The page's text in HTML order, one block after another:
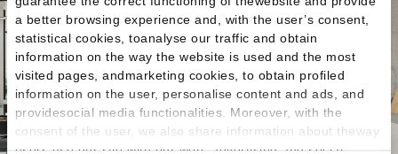
a better browsing experience and, with the user’s consent,
statistical cookies, toanalyse our traffic and obtain
information on the way the website is used and the most
visited pages, andmarketing cookies, to obtain profiled
information on the user, personalise content and ads, and
providesocial media functionalities. Moreover, with the
consent of the user, we also share information about theway
users use our site with our web, advertising and social